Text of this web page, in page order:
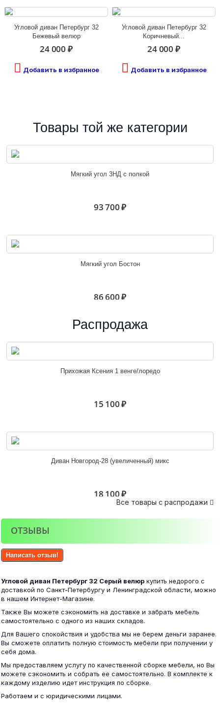
Угловой диван Петербург 32
Бежевый велюр
24 000 ₽
Добавить в избранное
Угловой диван Петербург 32
Коричневый...
24 000 ₽
Добавить в избранное
Товары той же категории
Мягкий угол 3НД с полкой
93 700 ₽
Мягкий угол Бостон
86 600 ₽
Угловой диван Петербург 31
Распродажа
Прихожая Ксения 1 венге/лоредо
15 100 ₽
Диван Новгород-28 (увеличенный) микс
18 100 ₽
Диван угловой Новгород-34 бежевый
32 400 ₽
Кровать ЭКО 1,2 Дуб Вотан-Белый гладкий
6 500 ₽
Все товары с распродажи 
ОТЗЫВЫ
Написать отзыв!
Угловой диван Петербург 32 Серый велюр купить недорого с
доставкой по Санкт-Петербургу и Ленинградской области, можно
в нашем Интернет-Магазине.
Также Вы можете сэкономить на доставке и забрать мебель
самостоятельно с одного из наших складов.
Для Вашего спокойствия и удобства мы не берем деньги заранее.
Вы сможете оплатить полную стоимость мебели при получении у
себя дома.
Мы предоставляем услугу по качественной сборке мебели, но Вы
можете сэкономить и собрать ее самостоятельно. В комплекте к
каждому изделию идет инструкция по сборке.
Работаем и с юридическими лицами.